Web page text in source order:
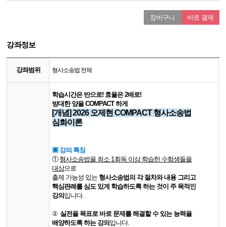
장바구니 바로 결제
강좌정보
강좌범위 형사소송법 전체
학습시간은 반으로! 효율은 2배로!
방대한 양을 COMPACT 하게
[개념] 2026 오제현 COMPACT 형사소송법
심화이론
▣ 강의 특징
① 형사소송법을 최소 1회독 이상 학습한 수험생들을
대상으로
출제 가능성 있는 형사소송법의 각 절차와 내용 그리고
핵심판례를 심도 있게 학습하도록 하는 것이 주 목적인
강의 입니다.
②실전을 목표로 바로 문제를 해결할 수 있는 능력을
배양하도록 하는 강의 입니다.